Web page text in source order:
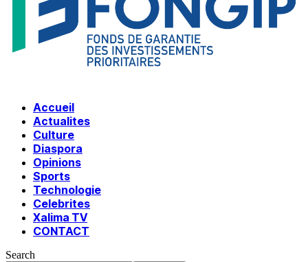
Accueil
Actualites
Culture
Diaspora
Opinions
Sports
Technologie
Celebrites
Xalima TV
CONTACT
Search